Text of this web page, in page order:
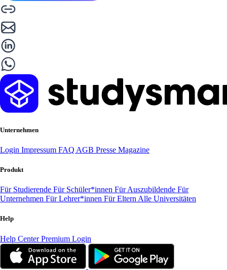
Unternehmen
Login Impressum FAQ AGB Presse Magazine
Produkt
Für Studierende Für Schüler*innen Für Auszubildende Für
Unternehmen Für Lehrer*innen Für Eltern Alle Universitäten
Help
Help CenterPremium Login